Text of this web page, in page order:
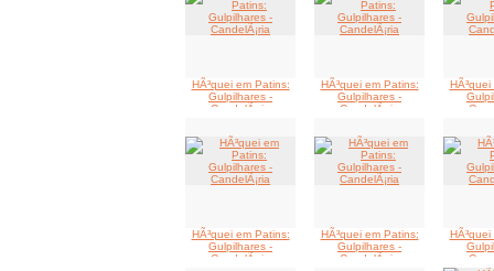
HÃ³quei em Patins:
Gulpilhares -
CandelÃ¡ria
HÃ³quei em Patins:
Gulpilhares -
CandelÃ¡ria
HÃ³quei em Patins:
Gulpilhares -
CandelÃ¡ria
HÃ³quei em Patins:
Gulpilhares -
CandelÃ¡ria